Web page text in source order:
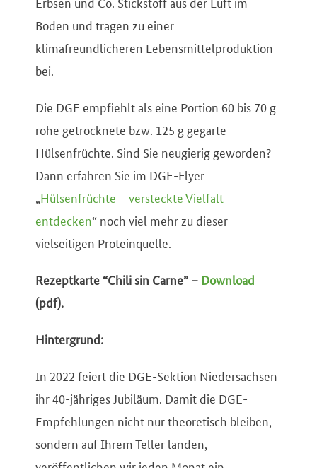
Boden und tragen zu einer
klimafreundlicheren Lebensmittelproduktion
bei.
Die DGE empfiehlt als eine Portion 60 bis 70 g
rohe getrocknete bzw. 125 g gegarte
Hülsenfrüchte. Sind Sie neugierig geworden?
Dann erfahren Sie im DGE-Flyer
Hülsenfrüchte – versteckte Vielfalt
entdecken“ noch viel mehr zu dieser
vielseitigen Proteinquelle.
Rezeptkarte “Chili sin Carne” – Download
(pdf).
Hintergrund:
In 2022 feiert die DGE-Sektion Niedersachsen
ihr 40-jähriges Jubiläum. Damit die DGE-
Empfehlungen nicht nur theoretisch bleiben,
sondern auf Ihrem Teller landen,